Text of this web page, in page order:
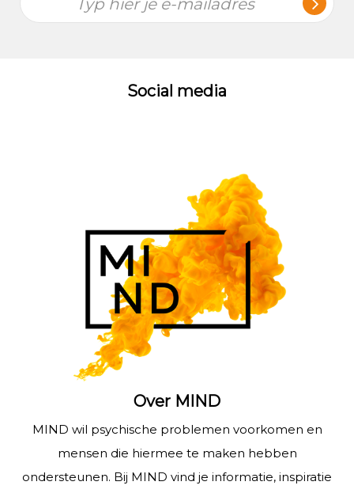
Typ hier je e-mailadres
Social media
Over MIND
MIND wil psychische problemen voorkomen en
mensen die hiermee te maken hebben
ondersteunen. Bij MIND vind je informatie, inspiratie